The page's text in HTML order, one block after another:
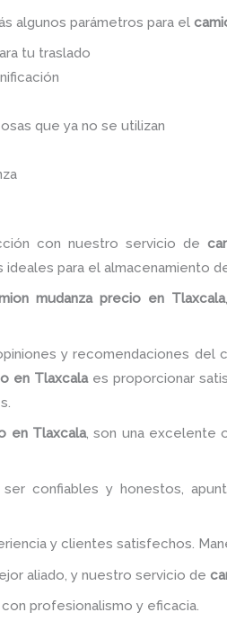
algunos parámetros para el
tu traslado
que ya no se utilizan
con nuestro servicio de
para el almacenamiento
mudanza precio en Tlaxcala
y recomendaciones
en Tlaxcalaes proporcionar
en Tlaxcala, son una excelente
confiables y honestos,
y clientes satisfechos.
aliado, y nuestro servicio de
profesionalismo y eficacia.